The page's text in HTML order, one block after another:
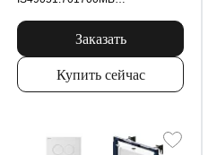
микролифт, пневм. клавишей,
Заказать
Купить сейчас